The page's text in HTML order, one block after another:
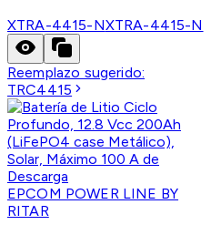
XTRA-4415-NXTRA-4415-N
Reemplazo sugerido:
TRC4415
EPCOM POWER LINE BY
RITAR